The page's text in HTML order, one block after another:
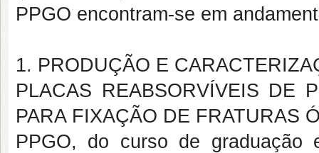
PPGO encontram-se em
1. PRODUÇÃO E
PLACAS REABSORVÍVEIS DE
PARA FIXAÇÃO DE FRATURAS
PPGO, do curso de